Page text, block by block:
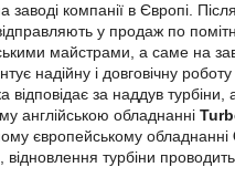
компанії в Європі.
у продаж по
майстрами, а саме на
надійну і довговічну
відповідає за наддув
англійською обладнанні
європейському обладнанні
відновлення турбіни